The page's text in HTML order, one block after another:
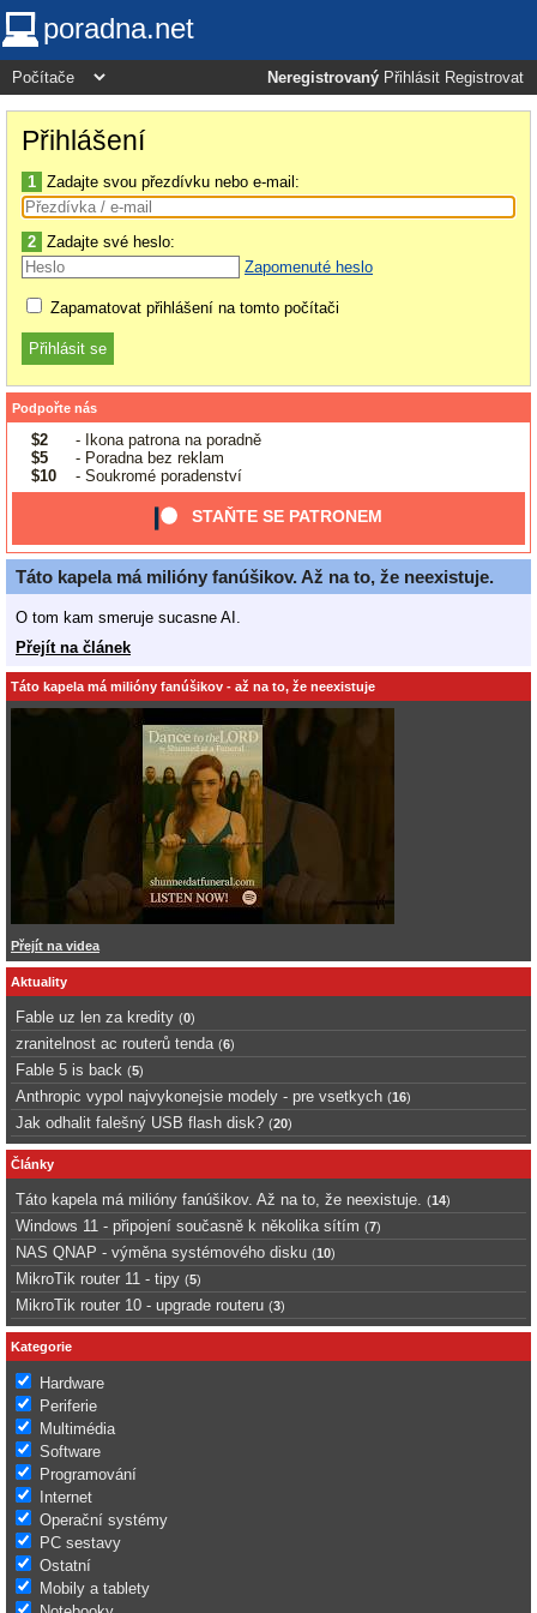
poradna.net
Neregistrovaný Přihlásit Registrovat
Přihlášení
1 Zadajte svou přezdívku nebo e-mail:
2 Zadajte své heslo:
Zapomenuté heslo
Zapamatovat přihlášení na tomto počítači
Podpořte nás
$2
- Ikona patrona na poradně
$5
- Poradna bez reklam
$10
- Soukromé poradenství
STAŇTE SE PATRONEM
Táto kapela má milióny fanúšikov. Až na to, že neexistuje.
O tom kam smeruje sucasne AI.
Přejít na článek
Táto kapela má milióny fanúšikov - až na to, že neexistuje
Přejít na videa
Aktuality
Fable uz len za kredity (0)
zranitelnost ac routerů tenda (6)
Fable 5 is back (5)
Anthropic vypol najvykonejsie modely - pre vsetkych (16)
Jak odhalit falešný USB flash disk? (20)
Články
Táto kapela má milióny fanúšikov. Až na to, že neexistuje. (14)
Windows 11 - připojení současně k několika sítím (7)
NAS QNAP - výměna systémového disku (10)
MikroTik router 11 - tipy (5)
MikroTik router 10 - upgrade routeru (3)
Kategorie
Hardware
Periferie
Multimédia
Software
Programování
Internet
Operační systémy
PC sestavy
Ostatní
Mobily a tablety